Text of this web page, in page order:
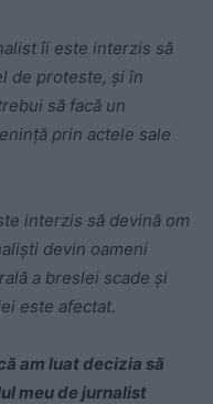
îi este interzis să
de proteste, și în
să facă un
prin actele sale
interzis să devină om
devin oameni
a breslei scade și
este afectat.
am luat decizia să
meu de jurnalist